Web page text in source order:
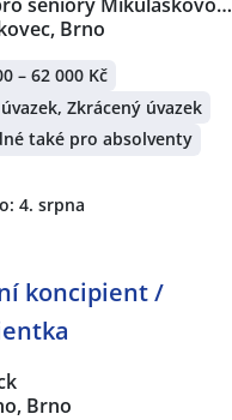
Brno
– 62 000 Kč
Zkrácený úvazek
také pro absolventy
4. srpna
koncipient /
Brno